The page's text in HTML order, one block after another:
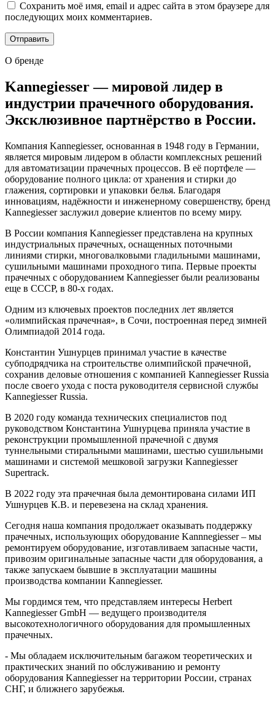
Сохранить моё имя, email и адрес сайта в этом браузере для
последующих моих комментариев.
О бренде
Kannegiesser — мировой лидер в
индустрии прачечного оборудования.
Эксклюзивное партнёрство в России.
Компания Kannegiesser, основанная в 1948 году в Германии,
является мировым лидером в области комплексных решений
для автоматизации прачечных процессов. В её портфеле —
оборудование полного цикла: от хранения и стирки до
глажения, сортировки и упаковки белья. Благодаря
инновациям, надёжности и инженерному совершенству, бренд
Kannegiesser заслужил доверие клиентов по всему миру.
В России компания Kannegiesser представлена на крупных
индустриальных прачечных, оснащенных поточными
линиями стирки, многовалковыми гладильными машинами,
сушильными машинами проходного типа. Первые проекты
прачечных с оборудованием Kannegiesser были реализованы
еще в СССР, в 80-х годах.
Одним из ключевых проектов последних лет является
«олимпийская прачечная», в Сочи, построенная перед зимней
Олимпиадой 2014 года.
Константин Ушнурцев принимал участие в качестве
субподрядчика на строительстве олимпийской прачечной,
сохранив деловые отношения с компанией Kannegiesser Russia
после своего ухода с поста руководителя сервисной службы
Kannegiesser Russia.
В 2020 году команда технических специалистов под
руководством Константина Ушнурцева приняла участие в
реконструкции промышленной прачечной с двумя
туннельными стиральными машинами, шестью сушильными
машинами и системой мешковой загрузки Kannegiesser
Supertrack.
В 2022 году эта прачечная была демонтирована силами ИП
Ушнурцев К.В. и перевезена на склад хранения.
Сегодня наша компания продолжает оказывать поддержку
прачечных, использующих оборудование Kannnegiesser – мы
ремонтируем оборудование, изготавливаем запасные части,
привозим оригинальные запасные части для оборудования, а
также запускаем бывшие в эксплуатации машины
производства компании Kannegiesser.
Мы гордимся тем, что представляем интересы Herbert
Kannegiesser GmbH — ведущего производителя
высокотехнологичного оборудования для промышленных
прачечных.
- Мы обладаем исключительным багажом теоретических и
практических знаний по обслуживанию и ремонту
оборудования Kannegiesser на территории России, странах
СНГ, и ближнего зарубежья.